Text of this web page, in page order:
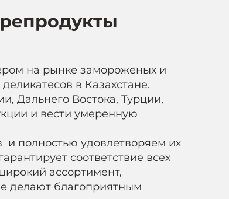
на рынке замороженых и
в Казахстане.
Дальнего Востока, Турции,
и вести умеренную
и полностью удовлетворяем их
соответствие всех
ассортимент,
делают благоприятным